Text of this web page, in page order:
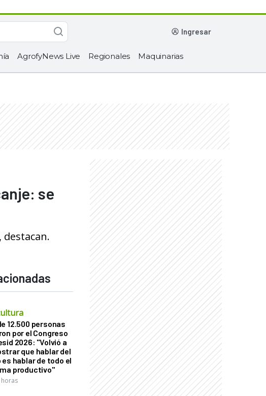
ingresar
AgrofyNews Live Regionales Maquinarias
se
12.500 personas
por el Congreso
2026: "Volvió a
que hablar del
es hablar de todo el
productivo"
horas